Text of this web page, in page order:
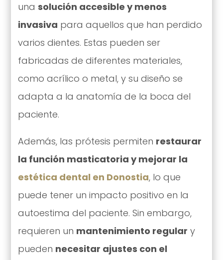
una solución accesible y menos
invasiva para aquellos que han perdido
varios dientes. Estas pueden ser
fabricadas de diferentes materiales,
como acrílico o metal, y su diseño se
adapta a la anatomía de la boca del
paciente.
Además, las prótesis permiten restaurar
la función masticatoria y mejorar la
estética dental en Donostia, lo que
puede tener un impacto positivo en la
autoestima del paciente. Sin embargo,
requieren un mantenimiento regular y
pueden necesitar ajustes con el